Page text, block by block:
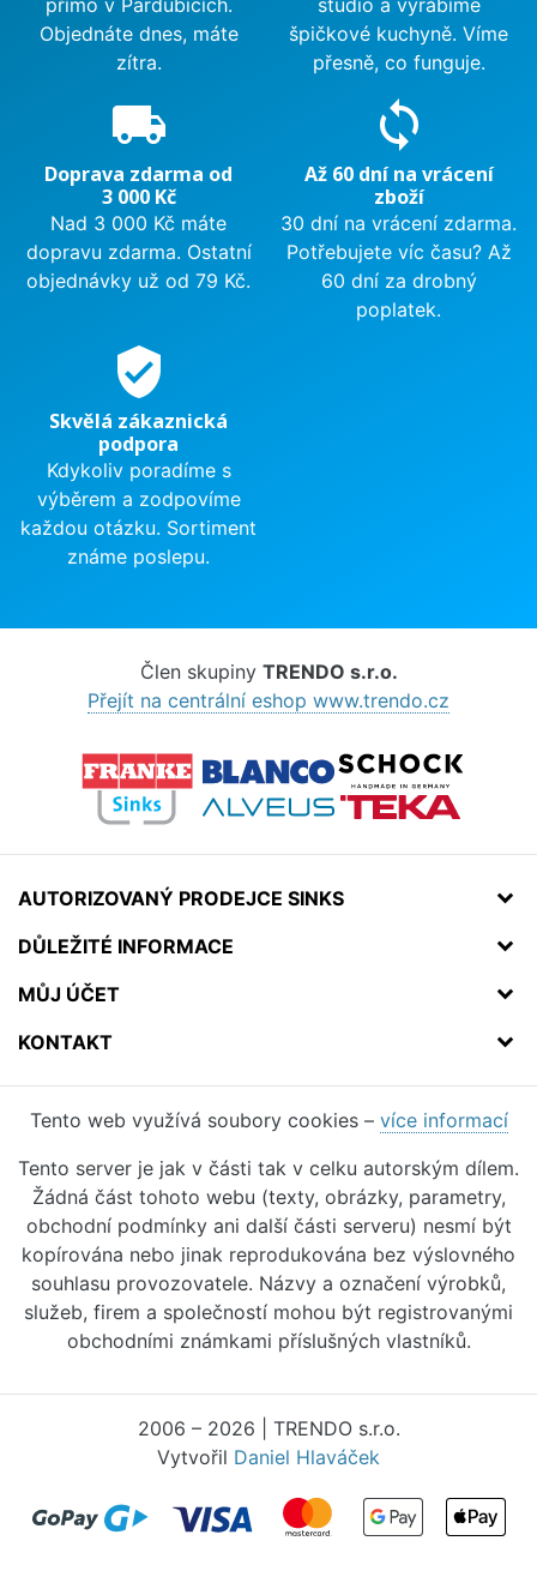
přímo v Pardubicích.
Objednáte dnes, máte
zítra.
studio a vyrábíme
špičkové kuchyně. Víme
přesně, co funguje.
local_shipping
Doprava zdarma od
3 000 Kč
Nad 3 000 Kč máte
dopravu zdarma. Ostatní
objednávky už od 79 Kč.
sync
Až 60 dní na vrácení
zboží
30 dní na vrácení zdarma.
Potřebujete víc času? Až
60 dní za drobný
poplatek.
verified_user
Skvělá zákaznická
podpora
Kdykoliv poradíme s
výběrem a zodpovíme
každou otázku. Sortiment
známe poslepu.
Člen skupiny TRENDO s.r.o.
Přejít na centrální eshop www.trendo.cz
AUTORIZOVANÝ PRODEJCE SINKS
DŮLEŽITÉ INFORMACE
MŮJ ÚČET
KONTAKT
Tento web využívá soubory cookies – více informací
Tento server je jak v části tak v celku autorským dílem.
Žádná část tohoto webu (texty, obrázky, parametry,
obchodní podmínky ani další části serveru) nesmí být
kopírována nebo jinak reprodukována bez výslovného
souhlasu provozovatele. Názvy a označení výrobků,
služeb, firem a společností mohou být registrovanými
obchodními známkami příslušných vlastníků.
2006 – 2026 | TRENDO s.r.o.
Vytvořil Daniel Hlaváček